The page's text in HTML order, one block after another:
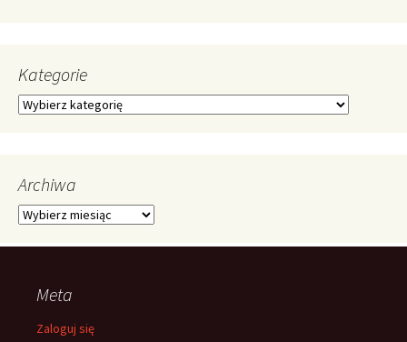
Kategorie
Kategorie
Archiwa
Archiwa
Meta
Zaloguj się